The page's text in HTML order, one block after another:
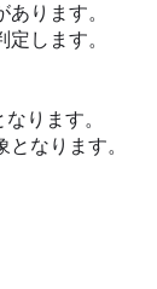
ります。
します。
ります。
なります。